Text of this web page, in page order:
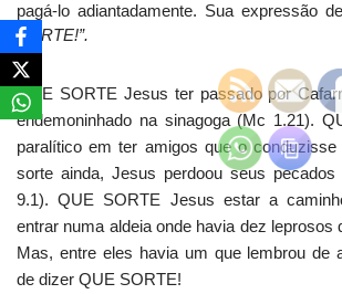
pagá-lo adiantadamente. Sua expressão
SORTE!”.
QUE SORTE Jesus ter passado por
endemoninhado na sinagoga (Mc 1.21).
paralítico em ter amigos que o
sorte ainda, Jesus perdoou seus
9.1). QUE SORTE Jesus estar a
entrar numa aldeia onde havia dez leprosos
Mas, entre eles havia um que lembrou de
de dizer QUE SORTE!